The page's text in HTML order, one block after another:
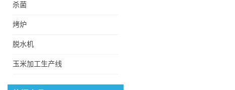
杀菌
烤炉
脱水机
玉米加工生产线
香菇菌子蒸煮机